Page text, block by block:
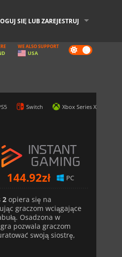
SIĘ LUB ZAREJESTRUJ
Dark
mode
WE ALSO SUPPORT
USA
Switch Xbox Series X
144.92zł PC
2 opiera się na
graczom wciągające
Osadzona w
pozwala graczom
swoją siostrę,